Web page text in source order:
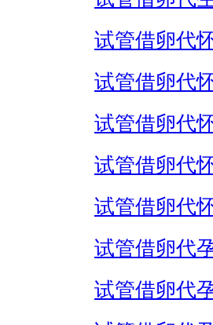
试管借卵代
试管借卵代
试管借卵代
试管借卵代
试管借卵代
试管借卵代
试管借卵代